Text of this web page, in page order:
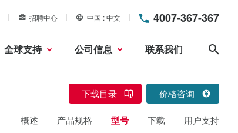
招聘中心 中国 中文 4007-367-367
全球支持 公司信息 联系我们
下载目录 价格咨询
概述 产品规格 型号 下载 用户支持